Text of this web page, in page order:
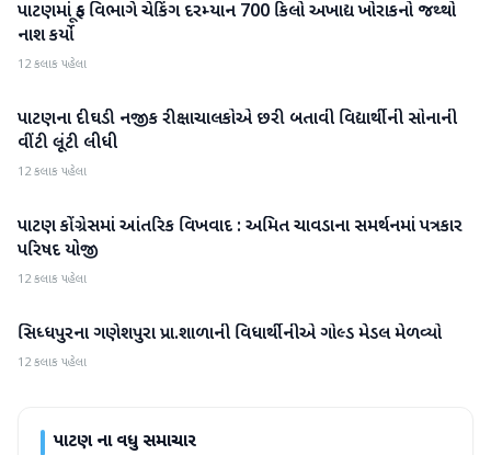
પાટણ
પાટણમાં ફૂડ વિભાગે ચેકિંગ દરમ્યાન 700 કિલો અખાદ્ય ખોરાકનો જથ્થો
નાશ કર્યો
12 કલાક પહેલા
પાટણ
પાટણના દીઘડી નજીક રીક્ષાચાલકોએ છરી બતાવી વિદ્યાર્થીની સોનાની
વીંટી લૂંટી લીધી
12 કલાક પહેલા
પાટણ
પાટણ કોંગ્રેસમાં આંતરિક વિખવાદ : અમિત ચાવડાના સમર્થનમાં પત્રકાર
પરિષદ યોજી
12 કલાક પહેલા
પાટણ
સિધ્ધપુરના ગણેશપુરા પ્રા.શાળાની વિધાર્થીનીએ ગોલ્ડ મેડલ મેળવ્યો
12 કલાક પહેલા
પાટણના વધુ સમાચાર